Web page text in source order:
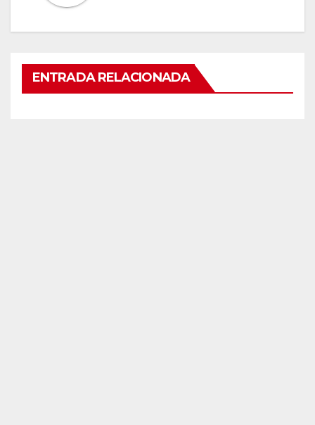
ENTRADA RELACIONADA